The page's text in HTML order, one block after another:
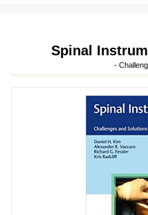
Spinal
-